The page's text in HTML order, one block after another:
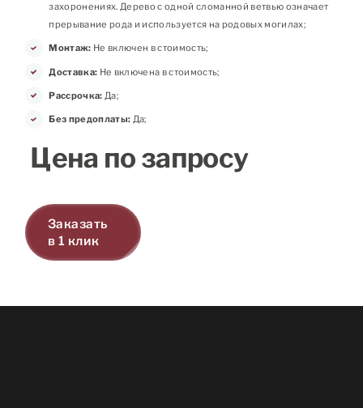
захоронениях. Дерево с одной сломанной ветвью означает
прерывание рода и используется на родовых могилах;
Монтаж: Не включен в стоимость;
Доставка: Не включена в стоимость;
Рассрочка: Да;
Без предоплаты: Да;
Цена по запросу
Заказать
в 1 клик